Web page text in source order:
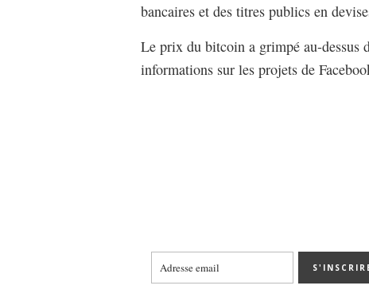
bancaires et des titres publics en
Le prix du bitcoin a grimpé au-dessus
informations sur les projets de